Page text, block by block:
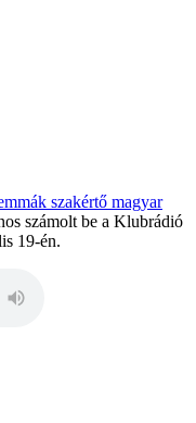
szakértő magyar
számolt be a Klubrádió
19-én.